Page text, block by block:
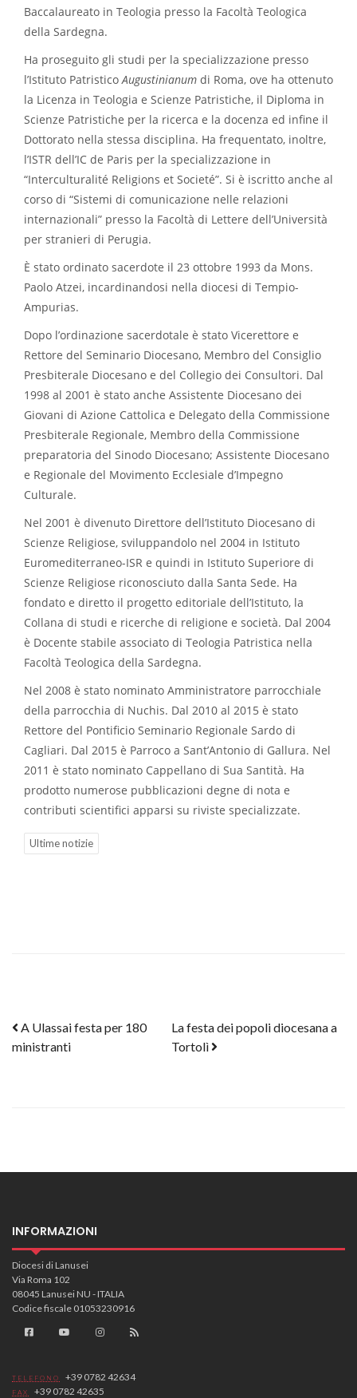
Baccalaureato in Teologia presso la Facoltà Teologica
della Sardegna.
Ha proseguito gli studi per la specializzazione presso
l’Istituto PatristicoAugustinianum di Roma, ove ha ottenuto
la Licenza in Teologia e Scienze Patristiche, il Diploma in
Scienze Patristiche per la ricerca e la docenza ed infine il
Dottorato nella stessa disciplina. Ha frequentato, inoltre,
l’ISTR dell’IC de Paris per la specializzazione in
“Interculturalité Religions et Societé”. Si è iscritto anche al
corso di “Sistemi di comunicazione nelle relazioni
internazionali” presso la Facoltà di Lettere dell’Università
per stranieri di Perugia.
È stato ordinato sacerdote il 23 ottobre 1993 da Mons.
Paolo Atzei, incardinandosi nella diocesi di Tempio-
Ampurias.
Dopo l’ordinazione sacerdotale è stato Vicerettore e
Rettore del Seminario Diocesano, Membro del Consiglio
Presbiterale Diocesano e del Collegio dei Consultori. Dal
1998 al 2001 è stato anche Assistente Diocesano dei
Giovani di Azione Cattolica e Delegato della Commissione
Presbiterale Regionale, Membro della Commissione
preparatoria del Sinodo Diocesano; Assistente Diocesano
e Regionale del Movimento Ecclesiale d’Impegno
Culturale.
Nel 2001 è divenuto Direttore dell’Istituto Diocesano di
Scienze Religiose, sviluppandolo nel 2004 in Istituto
Euromediterraneo-ISR e quindi in Istituto Superiore di
Scienze Religiose riconosciuto dalla Santa Sede. Ha
fondato e diretto il progetto editoriale dell’Istituto, la
Collana di studi e ricerche di religione e società. Dal 2004
è Docente stabile associato di Teologia Patristica nella
Facoltà Teologica della Sardegna.
Nel 2008 è stato nominato Amministratore parrocchiale
della parrocchia di Nuchis. Dal 2010 al 2015 è stato
Rettore del Pontificio Seminario Regionale Sardo di
Cagliari. Dal 2015 è Parroco a Sant’Antonio di Gallura. Nel
2011 è stato nominato Cappellano di Sua Santità. Ha
prodotto numerose pubblicazioni degne di nota e
contributi scientifici apparsi su riviste specializzate.
Ultime notizie
Post navigation
A Ulassai festa per 180
ministranti
La festa dei popoli diocesana a
Tortolì
INFORMAZIONI
Diocesi di Lanusei
Via Roma 102
08045 Lanusei NU - ITALIA
Codice fiscale 01053230916
TELEFONO +39 0782 42634
FAX +39 0782 42635